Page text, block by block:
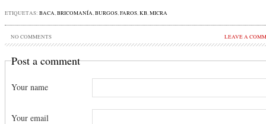
ETIQUETAS: BACA,BRICOMANÍA,BURGOS,FAROS,KB,MICRA
NO COMMENTS LEAVE A
Post a comment
Your name
Your email